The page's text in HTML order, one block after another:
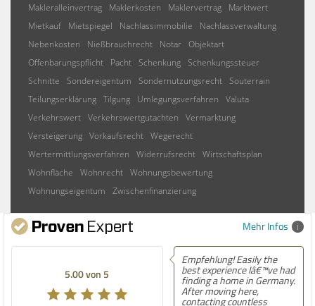
Makleralleinvertrag
Maklerkosten Maklervertrag
Marktwert
Mietkauf
Mietspiegel Nachlassimmobilie
Nachlassverwaltung
Nebenkosten
Nießbrauchrecht Notar Objektart
Offenbarungspflicht
Pacht Schenkung
Schenkungssteuer
Schnitte
Sondereigentum Sondernutzungsrecht
Souterrain
Teilungserklärung Tilgung Umlegungsverfahren
Valuta
Verkehrswert Verkehrswertgutachten
Vermarktung
Versteigerung Vorkaufsrecht Wegerecht
Wertermittlungsverfahren
Widerrufsrecht Wirtschaftsplan
Wohnfläche
Wohnrecht Wohnungsbewertung
Wohnungseigentum
Zwischenfinanzierung
Mehr Infos
5.00 von 5
Empfehlung! Easily the
best experience Iâ€™ve had
finding a home in Germany.
After moving here,
contacting countless